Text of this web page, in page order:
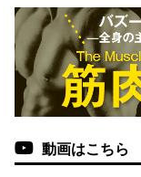
動画はこちら